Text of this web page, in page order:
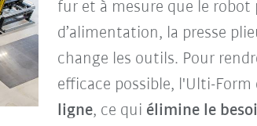
fur et à mesure que le
d’alimentation, la presse
change les outils. Pour
efficace possible, l'Ulti-
ligne, ce qui élimine le